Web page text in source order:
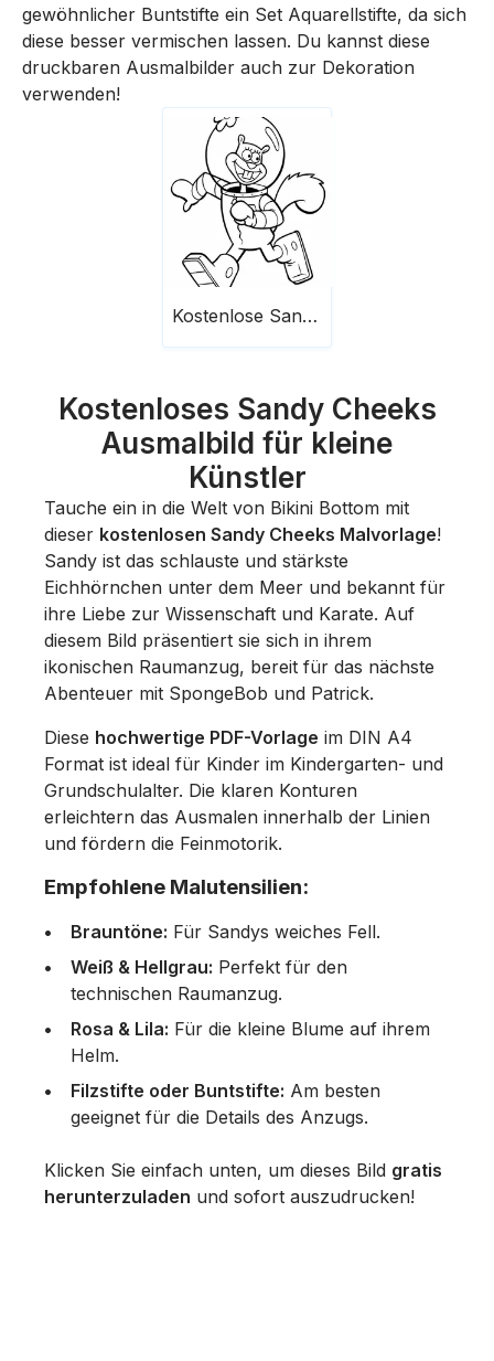
gewöhnlicher Buntstifte ein Set Aquarellstifte, da sich
diese besser vermischen lassen. Du kannst diese
druckbaren Ausmalbilder auch zur Dekoration
verwenden!
Kostenlose Sandy Cheeks
Kostenloses Sandy Cheeks
Ausmalbild für kleine
Künstler
Tauche ein in die Welt von Bikini Bottom mit
dieser kostenlosen Sandy Cheeks Malvorlage!
Sandy ist das schlauste und stärkste
Eichhörnchen unter dem Meer und bekannt für
ihre Liebe zur Wissenschaft und Karate. Auf
diesem Bild präsentiert sie sich in ihrem
ikonischen Raumanzug, bereit für das nächste
Abenteuer mit SpongeBob und Patrick.
Diese hochwertige PDF-Vorlage im DIN A4
Format ist ideal für Kinder im Kindergarten- und
Grundschulalter. Die klaren Konturen
erleichtern das Ausmalen innerhalb der Linien
und fördern die Feinmotorik.
Empfohlene Malutensilien:
Brauntöne: Für Sandys weiches Fell.
Weiß & Hellgrau: Perfekt für den
technischen Raumanzug.
Rosa & Lila: Für die kleine Blume auf ihrem
Helm.
Filzstifte oder Buntstifte: Am besten
geeignet für die Details des Anzugs.
Klicken Sie einfach unten, um dieses Bild gratis
herunterzuladen und sofort auszudrucken!